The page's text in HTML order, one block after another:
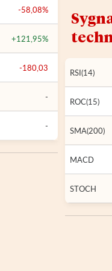
-58,08%
+121,95%
-180,03
-
-
RSI(14)
ROC(15)
SMA(200)
MACD
STOCH